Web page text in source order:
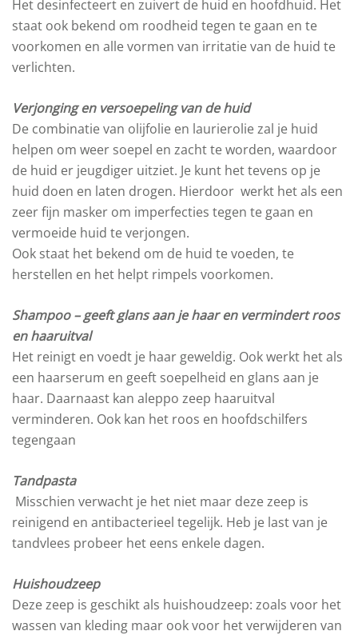
Het desinfecteert en zuivert de huid en hoofdhuid. Het
staat ook bekend om roodheid tegen te gaan en te
voorkomen en alle vormen van irritatie van de huid te
verlichten.
Verjonging en versoepeling van de huid
De combinatie van olijfolie en laurierolie zal je huid
helpen om weer soepel en zacht te worden, waardoor
de huid er jeugdiger uitziet. Je kunt het tevens op je
huid doen en laten drogen. Hierdoor werkt het als een
zeer fijn masker om imperfecties tegen te gaan en
vermoeide huid te verjongen.
Ook staat het bekend om de huid te voeden, te
herstellen en het helpt rimpels voorkomen.
Shampoo – geeft glans aan je haar en vermindert roos
en haaruitval
Het reinigt en voedt je haar geweldig. Ook werkt het als
een haarserum en geeft soepelheid en glans aan je
haar. Daarnaast kan aleppo zeep haaruitval
verminderen. Ook kan het roos en hoofdschilfers
tegengaan
Tandpasta
Misschien verwacht je het niet maar deze zeep is
reinigend en antibacterieel tegelijk. Heb je last van je
tandvlees probeer het eens enkele dagen.
Huishoudzeep
Deze zeep is geschikt als huishoudzeep: zoals voor het
wassen van kleding maar ook voor het verwijderen van